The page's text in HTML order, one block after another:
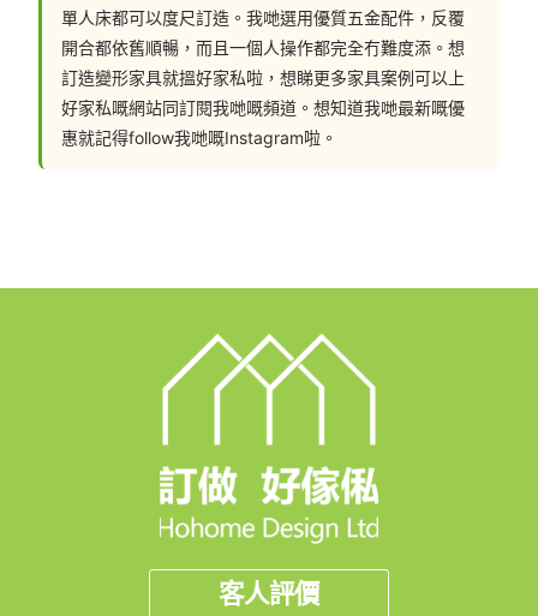
【慳位神器~! 變形沙發床】
【嚴密品質監管 確保耐用度及安全性】
在好傢俬訂造變形傢俬，雙人床和單人床尺寸都可以度尺
訂造。所有變形傢俬均選用優質五金配件，經多次嚴格測
單人床都可以度尺訂造。我哋選用優質五金配件，反覆
開合都依舊順暢，而且一個人操作都完全冇難度添。想
訂造變形家具就搵好家私啦，想睇更多家具案例可以上
好家私嘅網站同訂閱我哋嘅頻道。想知道我哋最新嘅優
惠就記得follow我哋嘅Instagram啦。
客人評價